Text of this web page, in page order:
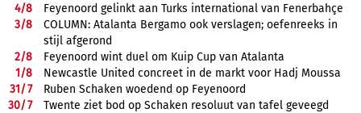
4/8
Feyenoord gelinkt aan Turks international van Fenerbahçe
3/8
COLUMN: Atalanta Bergamo ook verslagen; oefenreeks in
stijl afgerond
2/8
Feyenoord wint duel om Kuip Cup van Atalanta
1/8
Newcastle United concreet in de markt voor Hadj Moussa
31/7
Ruben Schaken woedend op Feyenoord
30/7
Twente ziet bod op Schaken resoluut van tafel geveegd